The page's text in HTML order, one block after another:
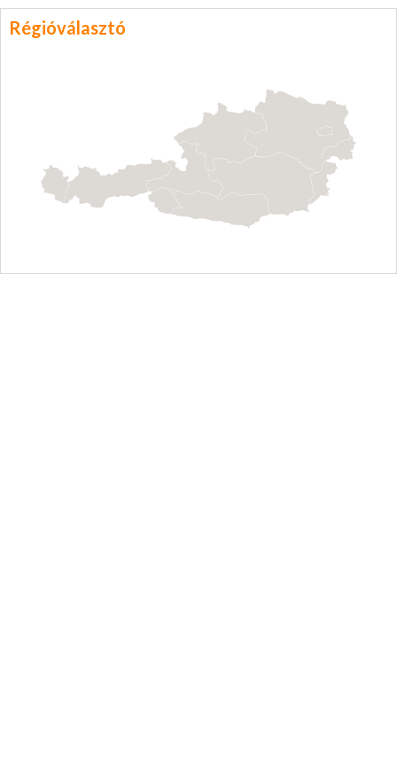
Régióválasztó